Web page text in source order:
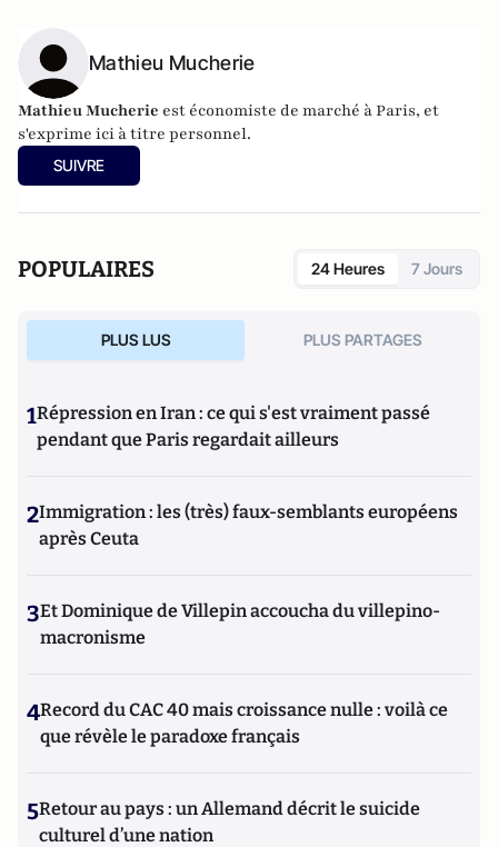
Mathieu Mucherie
Mathieu Mucherie est économiste de marché à Paris, et
s'exprime ici à titre personnel.
SUIVRE
POPULAIRES 24 Heures 7 Jours
PLUS LUS PLUS PARTAGES
1Répression en Iran : ce qui s'est vraiment passé
pendant que Paris regardait ailleurs
2Immigration : les (très) faux-semblants européens
après Ceuta
3Et Dominique de Villepin accoucha du villepino-
macronisme
4Record du CAC 40 mais croissance nulle : voilà ce
que révèle le paradoxe français
5Retour au pays : un Allemand décrit le suicide
culturel d’une nation